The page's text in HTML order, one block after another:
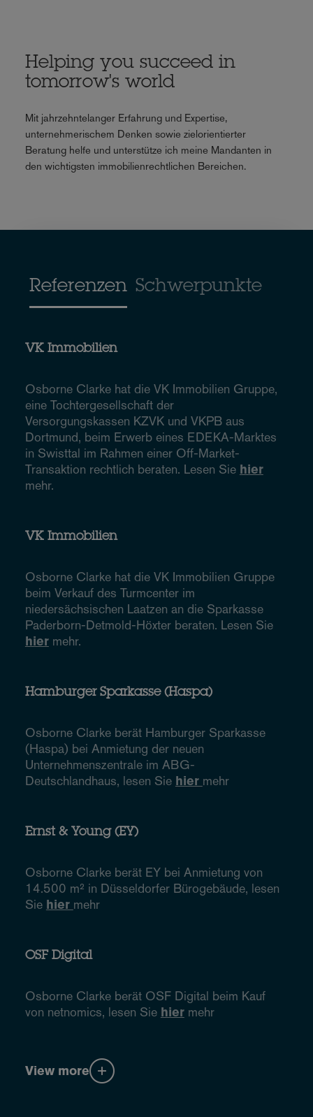
Helping you succeed in
tomorrow's world
Mit jahrzehntelanger Erfahrung und Expertise,
unternehmerischem Denken sowie zielorientierter
Beratung helfe und unterstütze ich meine Mandanten in
den wichtigsten immobilienrechtlichen Bereichen.
Referenzen Schwerpunkte
VK Immobilien
Osborne Clarke hat die VK Immobilien Gruppe,
eine Tochtergesellschaft der
Versorgungskassen KZVK und VKPB aus
Dortmund, beim Erwerb eines EDEKA-Marktes
in Swisttal im Rahmen einer Off-Market-
Transaktion rechtlich beraten. Lesen Sie hier
mehr.
VK Immobilien
Osborne Clarke hat die VK Immobilien Gruppe
beim Verkauf des Turmcenter im
niedersächsischen Laatzen an die Sparkasse
Paderborn-Detmold-Höxter beraten. Lesen Sie
hiermehr.
Hamburger Sparkasse (Haspa)
Osborne Clarke berät Hamburger Sparkasse
(Haspa) bei Anmietung der neuen
Unternehmenszentrale im ABG-
Deutschlandhaus, lesen Sie hier mehr
Ernst & Young (EY)
Osborne Clarke berät EY bei Anmietung von
14.500 m² in Düsseldorfer Bürogebäude, lesen
Sie hier mehr
OSF Digital
Osborne Clarke berät OSF Digital beim Kauf
von netnomics, lesen Sie hiermehr
View more